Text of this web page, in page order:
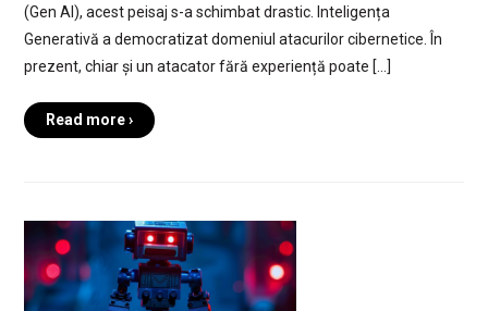
(Gen AI), acest peisaj s-a schimbat drastic. Inteligența
Generativă a democratizat domeniul atacurilor cibernetice. În
prezent, chiar și un atacator fără experiență poate […]
Read more ›